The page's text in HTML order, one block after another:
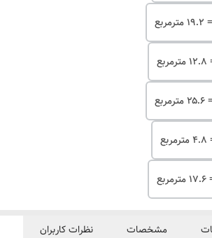
مشخصات نظرات کاربران